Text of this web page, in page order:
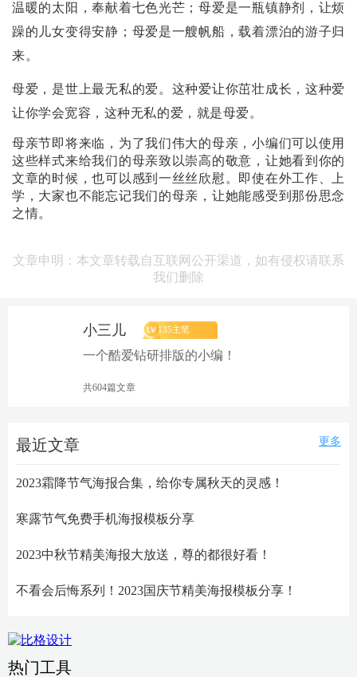
温暖的太阳，奉献着七色光芒；母爱是一瓶镇静剂，让烦
躁的儿女变得安静；母爱是一艘帆船，载着漂泊的游子归
来。
母爱，是世上最无私的爱。这种爱让你茁壮成长，这种爱
让你学会宽容，这种无私的爱，就是母爱。
母亲节即将来临，为了我们伟大的母亲，小编们可以使用
这些样式来给我们的母亲致以崇高的敬意，让她看到你的
文章的时候，也可以感到一丝丝欣慰。即使在外工作、上
学，大家也不能忘记我们的母亲，让她能感受到那份思念
之情。
文章申明：本文章转载自互联网公开渠道，如有侵权请联系
我们删除
小三儿 135主笔
一个酷爱钻研排版的小编！
共604篇文章
最近文章 更多
2023霜降节气海报合集，给你专属秋天的灵感！
寒露节气免费手机海报模板分享
2023中秋节精美海报大放送，尊的都很好看！
不看会后悔系列！2023国庆节精美海报模板分享！
热门工具